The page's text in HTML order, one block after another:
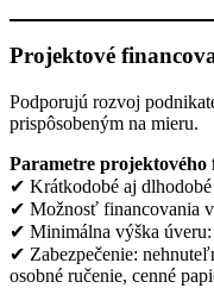
Projektové
Podporujú rozvoj
prispôsobeným na mieru.
Parametre projektového
✔ Krátkodobé aj
✔ Možnosť financovania
✔ Minimálna výška úveru:
✔ Zabezpečenie:
osobné ručenie, cenné